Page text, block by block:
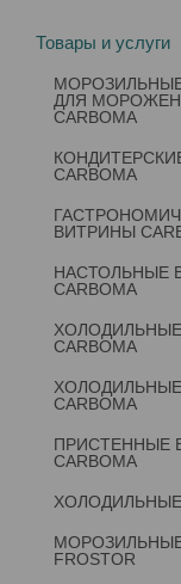
Товары и услуги
ДЛЯ
CARBOMA
CARBOMA
ВИТРИНЫ
НАСТОЛЬНЫЕ
CARBOMA
CARBOMA
CARBOMA
ПРИСТЕННЫЕ
CARBOMA
FROSTOR